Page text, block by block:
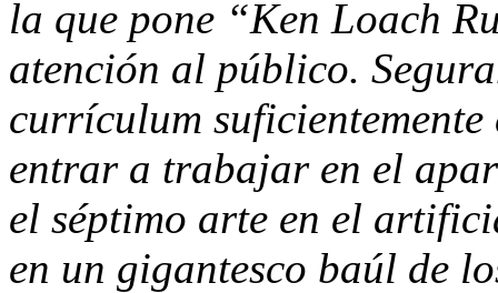
la que pone “Ken Loach
atención al público.
currículum
entrar a trabajar en el
el séptimo arte en el
en un gigantesco baúl de